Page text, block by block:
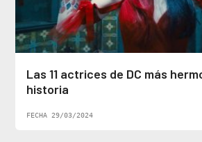
Las 11 actrices de DC más
historia
FECHA 29/03/2024